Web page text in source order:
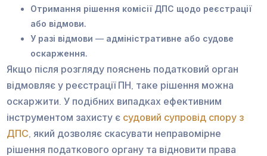
Отримання рішення комісії ДПС щодо реєстрації
або відмови.
У разі відмови — адміністративне або судове
оскарження.
Якщо після розгляду пояснень податковий орган
відмовляє у реєстрації ПН, таке рішення можна
оскаржити. У подібних випадках ефективним
інструментом захисту є судовий супровід спору з
ДПС , який дозволяє скасувати неправомірне
рішення податкового органу та відновити права